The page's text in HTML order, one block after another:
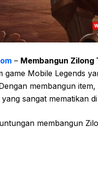
– Membangun
game Mobile Legends
membangun
sangat mematikan
membangun